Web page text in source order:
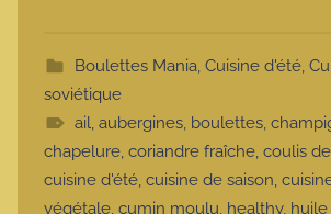
Boulettes Mania, Cuisine d'été,
soviétique
ail, aubergines, boulettes,
chapelure, coriandre fraîche, coulis
cuisine d'été, cuisine de saison,
végétale, cumin moulu, healthy,